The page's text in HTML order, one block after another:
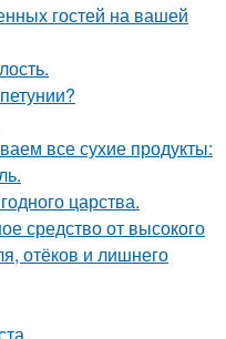
гостей на вашей
все сухие продукты:
царства.
средство от высокого
отёков и лишнего